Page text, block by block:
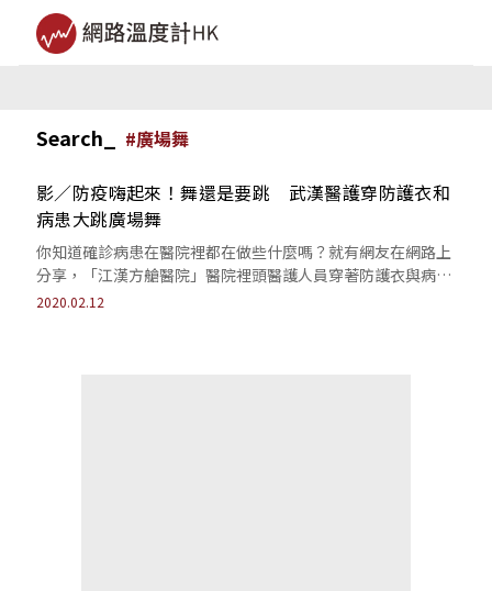
Search_ #廣場舞
影／防疫嗨起來！舞還是要跳 武漢醫護穿防護衣和
病患大跳廣場舞
你知道確診病患在醫院裡都在做些什麼嗎？就有網友在網路上
分享，「江漢方艙醫院」醫院裡頭醫護人員穿著防護衣與病患
大跳廣場舞的畫面...
2020.02.12